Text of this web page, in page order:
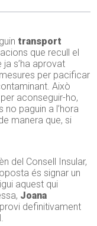
transport
que recull el
ja s’ha aprovat
per pacificar
Això
aconseguir-ho,
paguin a l’hora
manera que, si
del Consell Insular,
és signar un
aquest qui
Joana
definitivament